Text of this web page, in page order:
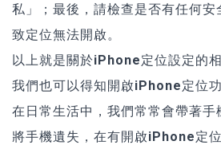
私」；最後，請檢查是否有任何安
致定位無法開啟。
以上就是關於iPhone定位設定的
我們也可以得知開啟iPhone定位
在日常生活中，我們常常會帶著手
將手機遺失，在有開啟iPhone定